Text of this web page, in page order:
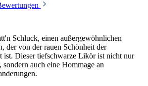
Schluck, einen außergewöhnlichen
von der rauen Schönheit der
ist. Dieser tiefschwarze Likör ist nicht nur
auch eine Hommage an